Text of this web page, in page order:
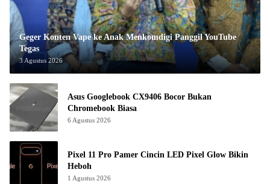
Geger Konten Vape ke Anak Menkomdigi Panggil YouTube
Tegas
3 Agustus 2026
Asus Googlebook CX9406 Bocor Bukan
Chromebook Biasa
6 Agustus 2026
Pixel 11 Pro Pamer Cincin LED Pixel Glow Bikin
Heboh
1 Agustus 2026